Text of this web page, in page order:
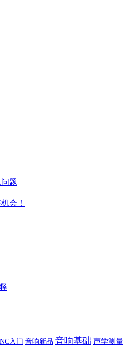
题
会！
入门 音响新品 音响基础 声学测量